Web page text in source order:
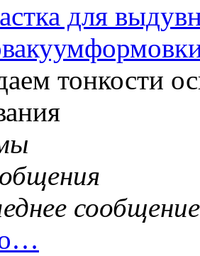
для
тонкости
сообщение